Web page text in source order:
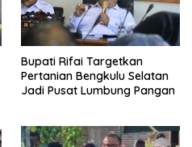
Bupati Rifai Targetkan
Pertanian Bengkulu Selatan
Jadi Pusat Lumbung Pangan